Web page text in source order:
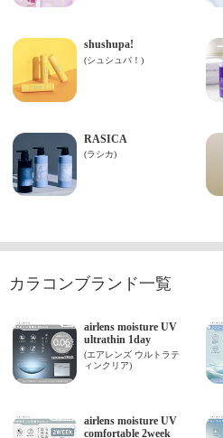
カラコンブランド一覧